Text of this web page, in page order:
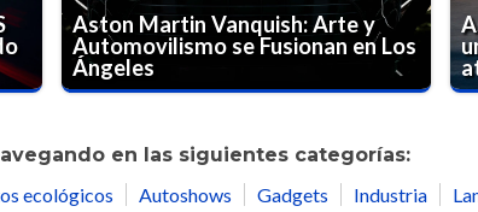
Aston Martin Vanquish: Arte y
Automovilismo se Fusionan en Los
Ángeles
en las siguientes categorías:
ecológicos Autoshows Gadgets Industria